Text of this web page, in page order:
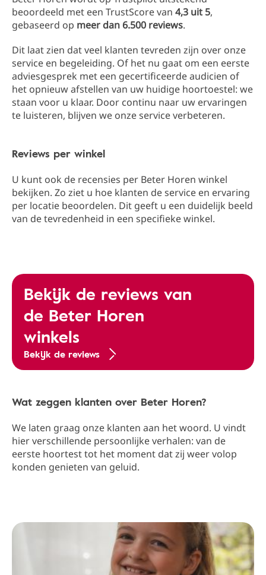
beoordeeld met een TrustScore van 4,3 uit 5,
gebaseerd op meer dan 6.500 reviews.
Dit laat zien dat veel klanten tevreden zijn over onze
service en begeleiding. Of het nu gaat om een eerste
adviesgesprek met een gecertificeerde audicien of
het opnieuw afstellen van uw huidige hoortoestel: we
staan voor u klaar. Door continu naar uw ervaringen
te luisteren, blijven we onze service verbeteren.
Reviews per winkel
U kunt ook de recensies per Beter Horen winkel
bekijken. Zo ziet u hoe klanten de service en ervaring
per locatie beoordelen. Dit geeft u een duidelijk beeld
van de tevredenheid in een specifieke winkel.
Bekijk de reviews van
de Beter Horen
winkels
Bekijk de reviews
Wat zeggen klanten over Beter Horen?
We laten graag onze klanten aan het woord. U vindt
hier verschillende persoonlijke verhalen: van de
eerste hoortest tot het moment dat zij weer volop
konden genieten van geluid.